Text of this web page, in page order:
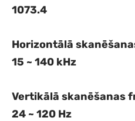
1073.4
Horizontālā
15 ~ 140 kHz
Vertikālā skanēšanas
24 ~ 120 Hz